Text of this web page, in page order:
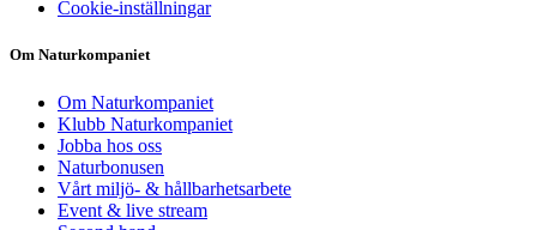
Cookie-inställningar
Om Naturkompaniet
Om Naturkompaniet
Klubb Naturkompaniet
Jobba hos oss
Naturbonusen
Vårt miljö- & hållbarhetsarbete
Event & live stream